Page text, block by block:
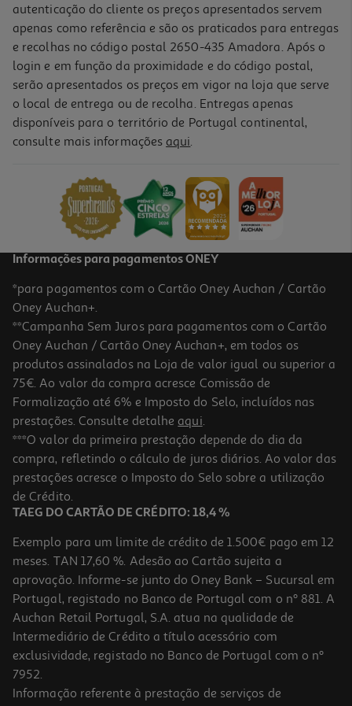
-17%
Carregador P/carro Qilive 600161203 Lite Preto 1 Usb-C
Price reduced from
Carregador Telemovel Qilive 600173829 P/carro1 Usb 12w+usb
8.99 €/un
8,99 €
autenticação do cliente os preços apresentados servem
apenas como referência e são os praticados para entregas
e recolhas no código postal 2650-435 Amadora. Após o
login e em função da proximidade e do código postal,
serão apresentados os preços em vigor na loja que serve
o local de entrega ou de recolha. Entregas apenas
disponíveis para o território de Portugal continental,
consulte mais informações aqui.
Informações para pagamentos ONEY
*para pagamentos com o Cartão Oney Auchan / Cartão
Oney Auchan+.
**Campanha Sem Juros para pagamentos com o Cartão
Oney Auchan / Cartão Oney Auchan+, em todos os
produtos assinalados na Loja de valor igual ou superior a
75€. Ao valor da compra acresce Comissão de
Formalização até 6% e Imposto do Selo, incluídos nas
prestações. Consulte detalhe aqui.
***O valor da primeira prestação depende do dia da
compra, refletindo o cálculo de juros diários. Ao valor das
prestações acresce o Imposto do Selo sobre a utilização
de Crédito.
TAEG DO CARTÃO DE CRÉDITO: 18,4 %
Exemplo para um limite de crédito de 1.500€ pago em 12
meses. TAN 17,60 %. Adesão ao Cartão sujeita a
aprovação. Informe-se junto do Oney Bank – Sucursal em
Portugal, registado no Banco de Portugal com o nº 881. A
Auchan Retail Portugal, S.A. atua na qualidade de
Intermediário de Crédito a título acessório com
exclusividade, registado no Banco de Portugal com o nº
7952.
Informação referente à prestação de serviços de